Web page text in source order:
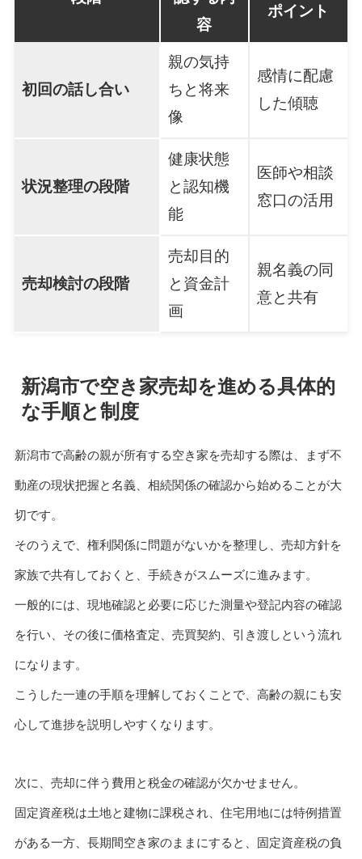
容
ポイント
初回の話し合い
親の気持
ちと将来
像
感情に配慮
した傾聴
状況整理の段階
健康状態
と認知機
能
医師や相談
窓口の活用
売却検討の段階
売却目的
と資金計
画
親名義の同
意と共有
新潟市で空き家売却を進める具体的
な手順と制度
新潟市で高齢の親が所有する空き家を売却する際は、まず不
動産の現状把握と名義、相続関係の確認から始めることが大
切です。
そのうえで、権利関係に問題がないかを整理し、売却方針を
家族で共有しておくと、手続きがスムーズに進みます。
一般的には、現地確認と必要に応じた測量や登記内容の確認
を行い、その後に価格査定、売買契約、引き渡しという流れ
になります。
こうした一連の手順を理解しておくことで、高齢の親にも安
心して進捗を説明しやすくなります。
次に、売却に伴う費用と税金の確認が欠かせません。
固定資産税は土地と建物に課税され、住宅用地には特例措置
がある一方、長期間空き家のままにすると、固定資産税の負